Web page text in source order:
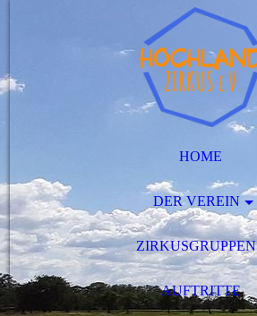
HOME
DER VEREIN
ZIRKUSGRUPPEN
AUFTRITTE